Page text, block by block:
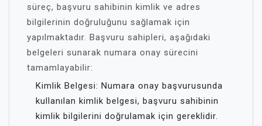
süreç, başvuru sahibinin kimlik ve adres
bilgilerinin doğruluğunu sağlamak için
yapılmaktadır. Başvuru sahipleri, aşağıdaki
belgeleri sunarak numara onay sürecini
tamamlayabilir:
Kimlik Belgesi: Numara onay başvurusunda
kullanılan kimlik belgesi, başvuru sahibinin
kimlik bilgilerini doğrulamak için gereklidir.